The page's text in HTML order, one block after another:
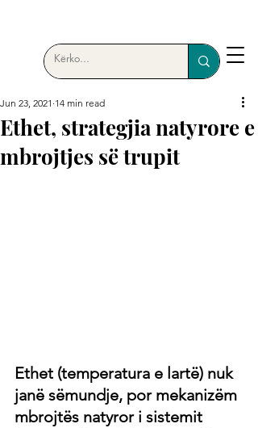
Ethet, strategjia natyrore e
mbrojtjes së trupit
Jun 23, 2021 14 min read
Ethet (temperatura e lartë) nuk
janë sëmundje, por mekanizëm
mbrojtës natyror i sistemit